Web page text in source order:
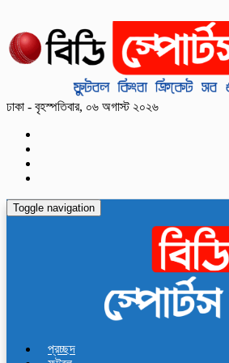
ঢাকা - বৃহস্পতিবার, ০৬ অগাস্ট ২০২৬
Toggle navigation
প্রচ্ছদ